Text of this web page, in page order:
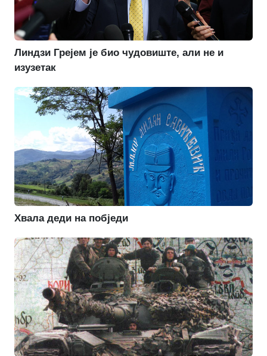
Линдзи Грејем је био чудовиште, али не и
изузетак
Хвала деди на побједи